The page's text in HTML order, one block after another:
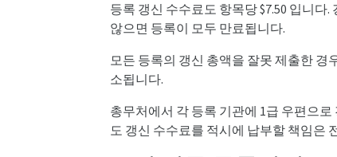
등록 갱신 수수료도 항목당 $7.50 입니
않으면 등록이 모두 만료됩니다.
모든 등록의 갱신 총액을 잘못 제출한 경
소됩니다.
총무처에서 각 등록 기관에 1급 우편으
도 갱신 수수료를 적시에 납부할 책임은